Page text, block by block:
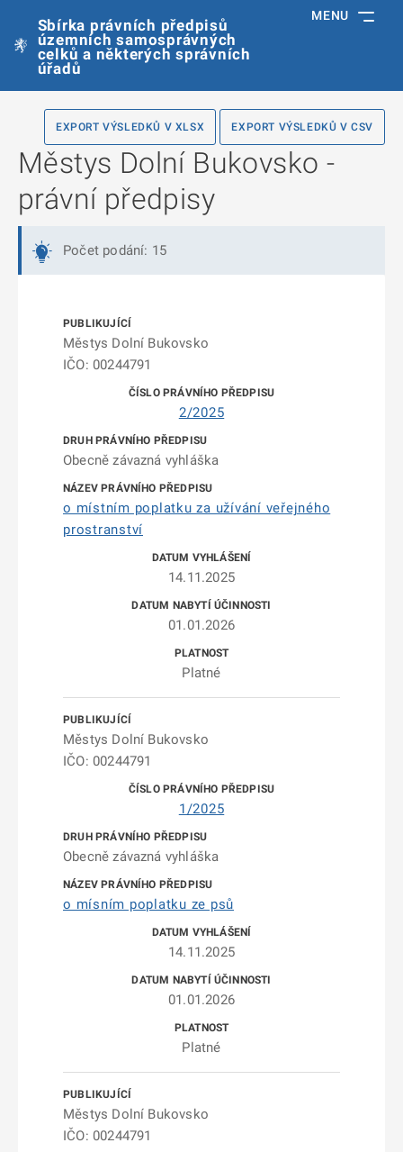
Sbírka právních předpisů
územních samosprávných
celků a některých správních
úřadů
MENU
EXPORT VÝSLEDKŮ V XLSX EXPORT VÝSLEDKŮ V CSV
Městys Dolní Bukovsko -
právní předpisy
Počet podání: 15
Městys Dolní Bukovsko
IČO: 00244791
2/2025
Obecně závazná vyhláška
o místním poplatku za užívání veřejného
prostranství
14.11.2025
01.01.2026
Platné
Městys Dolní Bukovsko
IČO: 00244791
1/2025
Obecně závazná vyhláška
o mísním poplatku ze psů
14.11.2025
01.01.2026
Platné
Městys Dolní Bukovsko
IČO: 00244791